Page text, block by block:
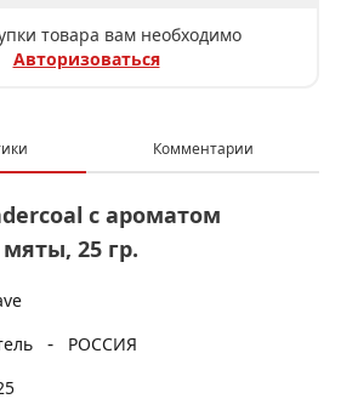
товара вам необходимо
Авторизоваться
Комментарии
с ароматом
25 гр.
-
РОССИЯ